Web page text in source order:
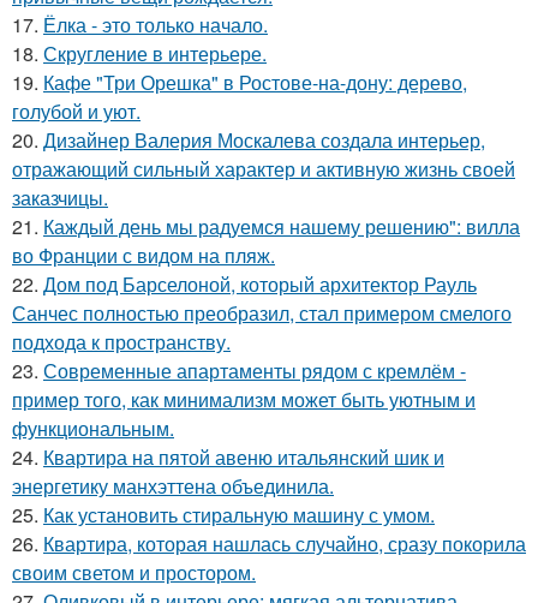
17. Ёлка - это только начало.
18. Скругление в интерьере.
19. Кафе "Три Орешка" в Ростове-на-дону: дерево,
голубой и уют.
20. Дизайнер Валерия Москалева создала интерьер,
отражающий сильный характер и активную жизнь своей
заказчицы.
21. Каждый день мы радуемся нашему решению": вилла
во Франции с видом на пляж.
22. Дом под Барселоной, который архитектор Рауль
Санчес полностью преобразил, стал примером смелого
подхода к пространству.
23. Современные апартаменты рядом с кремлём -
пример того, как минимализм может быть уютным и
функциональным.
24. Квартира на пятой авеню итальянский шик и
энергетику манхэттена объединила.
25. Как установить стиральную машину с умом.
26. Квартира, которая нашлась случайно, сразу покорила
своим светом и простором.